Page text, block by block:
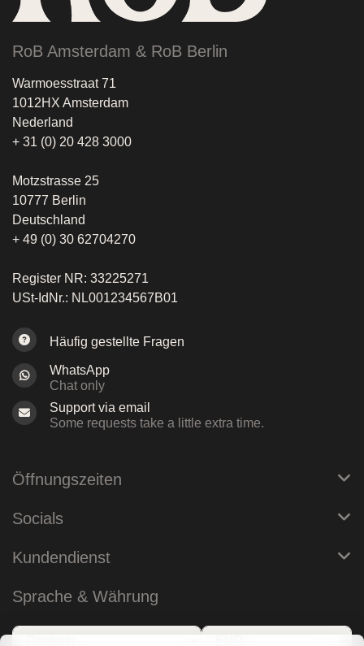
RoB Amsterdam & RoB Berlin
Warmoesstraat 71
1012HX Amsterdam
Nederland
+ 31 (0) 20 428 3000
Motzstrasse 25
10777 Berlin
Deutschland
+ 49 (0) 30 62704270
Register NR: 33225271
USt-IdNr.: NL001234567B01
Häufig gestellte Fragen
WhatsApp
Chat only
Support via email
Some requests take a little extra time.
Öffnungszeiten
Socials
Kundendienst
Sprache & Währung